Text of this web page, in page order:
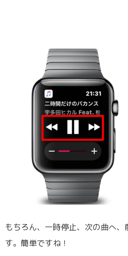
もちろん、一時停止、次の曲へ、
す。簡単ですね！